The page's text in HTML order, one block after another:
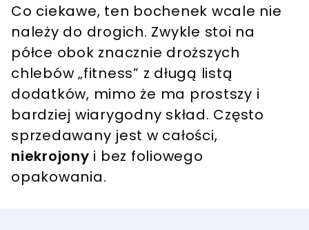
Co ciekawe, ten bochenek wcale nie
należy do drogich. Zwykle stoi na
półce obok znacznie droższych
chlebów „fitness” z długą listą
dodatków, mimo że ma prostszy i
bardziej wiarygodny skład. Często
sprzedawany jest w całości,
niekrojony i bez foliowego
opakowania.